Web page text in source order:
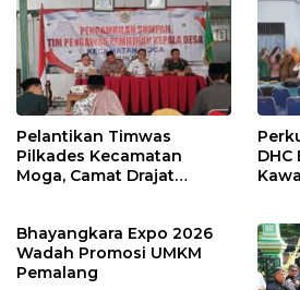
Pelantikan Timwas
Pilkades Kecamatan
Moga, Camat Drajat
DHC
Bhayangkara Expo 2026
Wadah Promosi UMKM
Pemalang